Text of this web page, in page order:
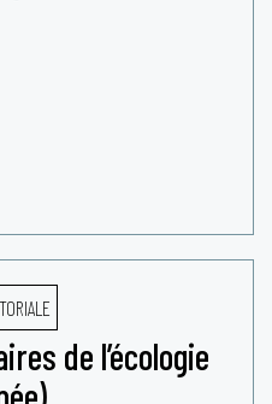
de l’écologie